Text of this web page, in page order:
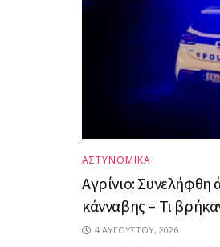
ΑΣΤΥΝΟΜΙΚΑ
Αγρίνιο: Συνελήφθη
κάνναβης – Τι
4 ΑΥΓΟΎΣΤΟΥ, 2026